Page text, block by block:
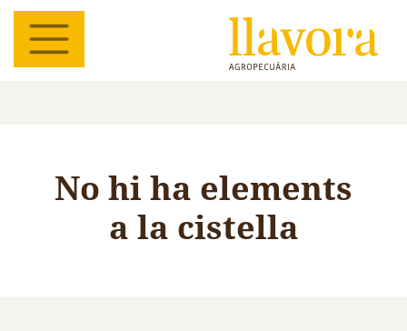
No hi ha elements
a la cistella